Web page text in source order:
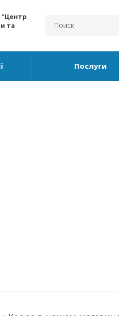
"Центр
та
Послуги